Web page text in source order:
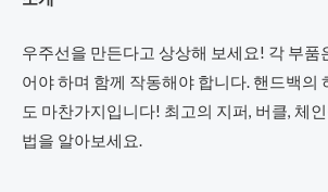
우주선을 만든다고 상상해 보세요! 각 부품
어야 하며 함께 작동해야 합니다. 핸드백의
도 마찬가지입니다! 최고의 지퍼, 버클, 체
법을 알아보세요.